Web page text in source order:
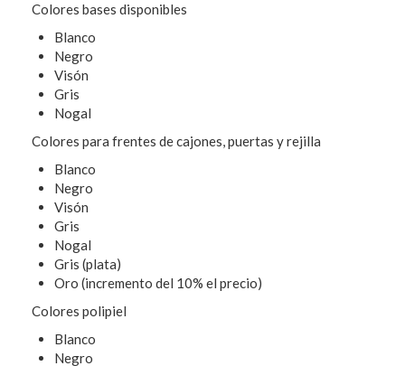
Colores bases disponibles
Blanco
Negro
Visón
Gris
Nogal
Colores para frentes de cajones, puertas y rejilla
Blanco
Negro
Visón
Gris
Nogal
Gris (plata)
Oro (incremento del 10% el precio)
Colores polipiel
Blanco
Negro